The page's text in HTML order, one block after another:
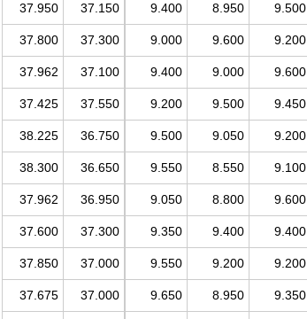
37.950 37.150 9.400 8.950 9.500
37.800 37.300 9.000 9.600 9.200
37.962 37.100 9.400 9.000 9.600
37.425 37.550 9.200 9.500 9.450
38.225 36.750 9.500 9.050 9.200
38.300 36.650 9.550 8.550 9.100
37.962 36.950 9.050 8.800 9.600
37.600 37.300 9.350 9.400 9.400
37.850 37.000 9.550 9.200 9.200
37.675 37.000 9.650 8.950 9.350